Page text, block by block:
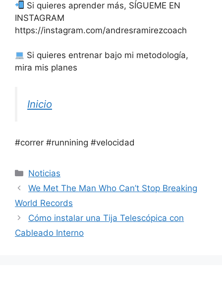
Si quieres aprender más, SÍGUEME EN
INSTAGRAM
https://instagram.com/andresramirezcoach
Si quieres entrenar bajo mi metodología,
mira mis planes
Inicio
#correr #runnining #velocidad
Categorías
Noticias
We Met The Man Who Can’t Stop Breaking
World Records
Cómo instalar una Tija Telescópica con
Cableado Interno